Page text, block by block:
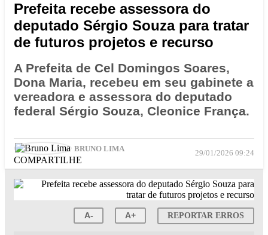
Prefeita recebe assessora do
deputado Sérgio Souza para tratar
de futuros projetos e recurso
A Prefeita de Cel Domingos Soares,
Dona Maria, recebeu em seu gabinete a
vereadora e assessora do deputado
federal Sérgio Souza, Cleonice França.
BRUNO LIMA 29/01/2026 09:24
COMPARTILHE
A- A+ REPORTAR ERROS